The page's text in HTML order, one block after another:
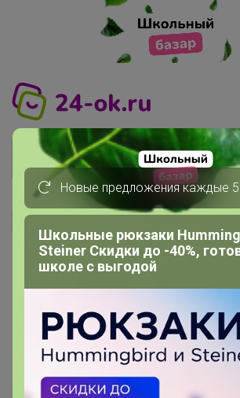
Регистрация
Новые предложения каждые 5
Школьные рюкзаки
Steiner Скидки до -40%,
школе с выгодой